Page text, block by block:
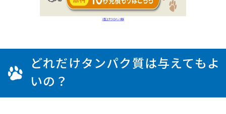
どれだけタンパク質は与えてもよ
いの？